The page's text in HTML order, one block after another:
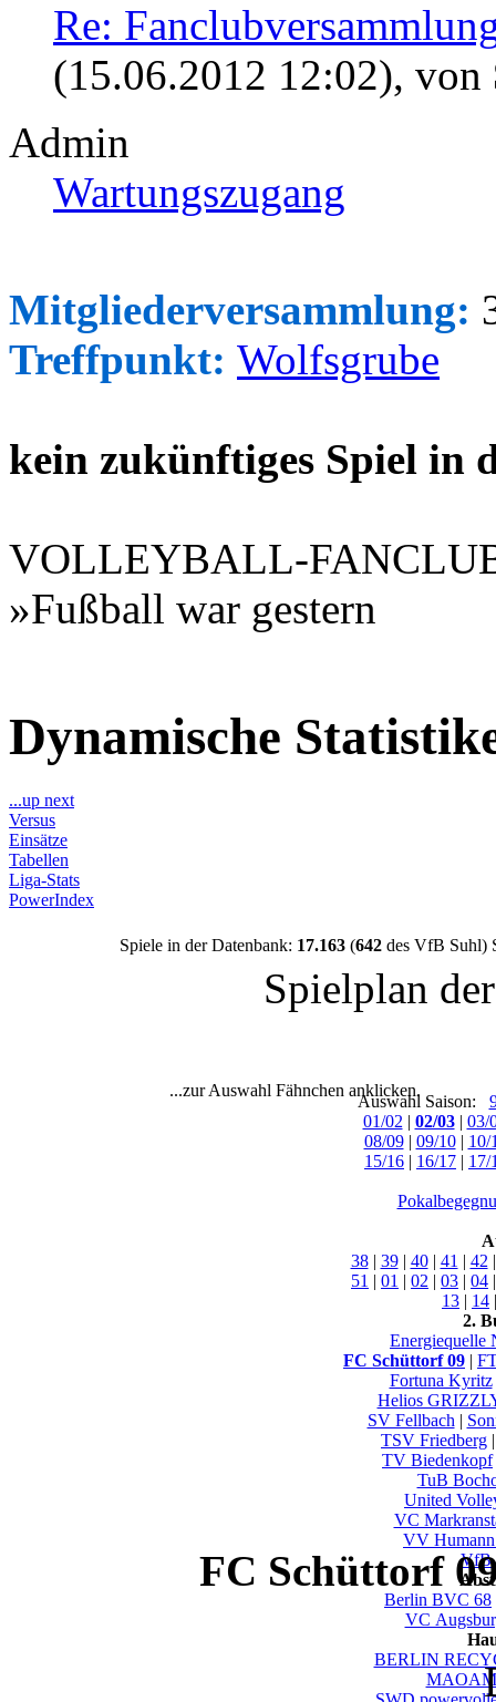
Re:
(15.06.2012 12:02), von
Admin
Wartungszugang
Mitgliederversammlung:
Treffpunkt: Wolfsgrube
kein zukünftiges Spiel in
VOLLEYBALL-
»Fußball war gestern
Dynamische
...up next
Versus
Einsätze
Tabellen
Liga-Stats
PowerIndex
Spiele in der Datenbank: 17.163(642des VfB Suhl)
Spielplan
...zur Auswahl Fähnchen anklicken.
Auswahl Saison:
01/02 | 02/03| 03/
08/09| 09/10| 10/
15/16 | 16/17 | 17/
38| 39| 40| 41 | 42
51 | 01 | 02 | 03 | 04
13 | 14
2.
Energiequelle
FC Schüttorf 09 |
Fortuna Kyritz
Helios
SV Fellbach |
TSV Friedberg
TV Biedenkopf
TuB
United
VC
VV Humann
Berlin BVC 68
VC
BERLIN
FC Schüttorf